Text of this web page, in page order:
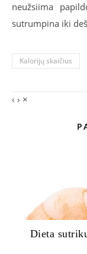
neužsiima
sutrumpina iki
Kalorijų skaičius
‹ › ×
Dieta